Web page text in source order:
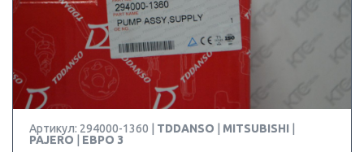
Артикул: 294000-1360 | TDDANSO MITSUBISHI
PAJERO
ЕВРО 3